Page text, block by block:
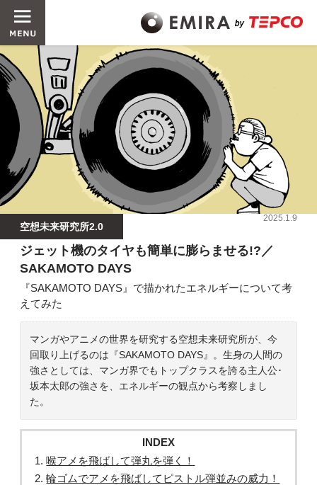
空想未来研究所2.0
2025.1.9
ジェット機のタイヤも簡単に膨らませる!?／
SAKAMOTO DAYS
『SAKAMOTO DAYS』で描かれたエネルギーについて考
えてみた
マンガやアニメの世界を研究する空想未来研究所が、今
回取り上げるのは『SAKAMOTO DAYS』。生身の人間の
強さとしては、マンガ界でもトップクラスを誇る主人公･
坂本太郎の強さを、エネルギーの観点から考察しまし
た。
INDEX
喉アメを飛ばして弾丸を弾く！
輪ゴムでアメを飛ばしてピストル弾並みの威力！